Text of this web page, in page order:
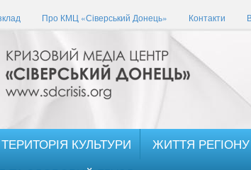
Про КМЦ «Сіверський Донець» Контакти
ТЕРИТОРІЯ КУЛЬТУРИ ЖИТТЯ РЕГІОНУ